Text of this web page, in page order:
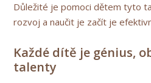
Důležité je pomoci dětem tyto
rozvoj a naučit je začít je
Každé dítě je génius,
talenty